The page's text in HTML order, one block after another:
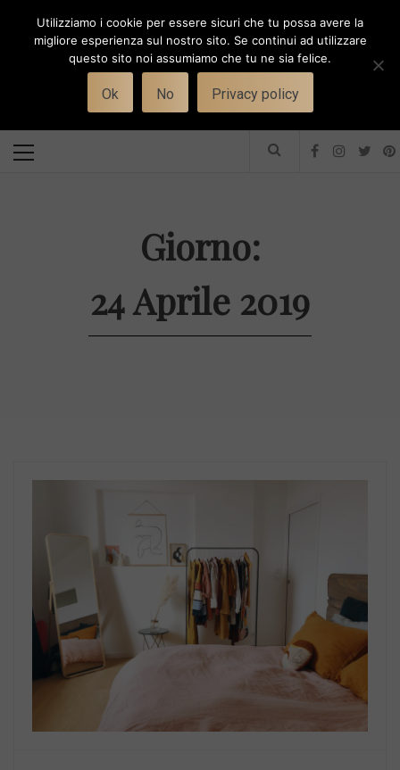
Toggle
WORK-WIFE
Il magazine per le donne che lavorano
Menu
Giorno:
24 Aprile 2019
Utilizziamo i cookie per essere sicuri che tu possa avere la
migliore esperienza sul nostro sito. Se continui ad utilizzare
questo sito noi assumiamo che tu ne sia felice.
Ok No Privacy policy